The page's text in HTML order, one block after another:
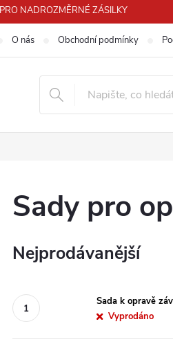
NADROZMĚRNÉ ZÁSILKY
O nás Obchodní podmínky
Sady pro
Nejprodávanější
Sada k opravě
Vyprodáno